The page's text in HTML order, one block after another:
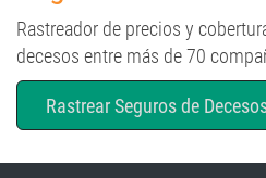
Rastreador de precios y
decesos entre más de 70
Rastrear Seguros de